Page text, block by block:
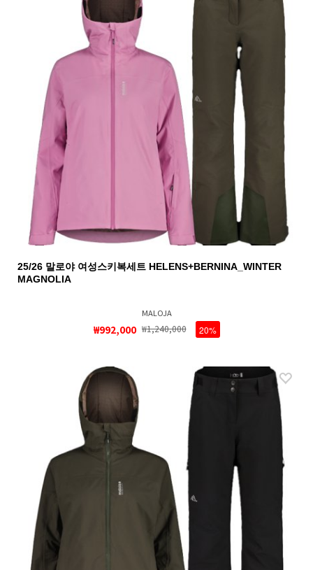
25/26 말로야 여성스키복세트 HELENS+BERNINA_WINTER
MAGNOLIA
MALOJA
₩992,000 ₩1,240,000 20%